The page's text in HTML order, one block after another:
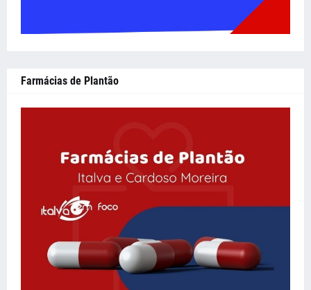
Farmácias de Plantão